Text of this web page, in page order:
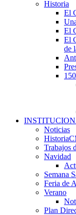
Historia
El
El
El
de
Noticias
Trabajos
Navidad
Semana
Feria de
Verano
Plan